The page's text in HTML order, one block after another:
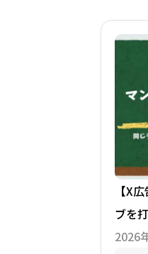
【X
ブを
2026